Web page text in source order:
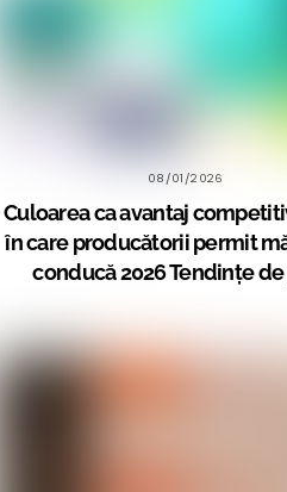
08/01/2026
Culoarea ca avantaj
în care producătorii permit
conducă 2026 Tendințe de